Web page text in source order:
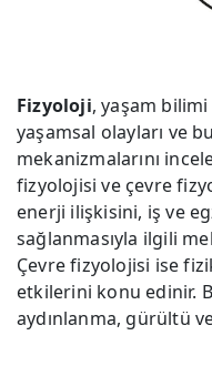
Fizyoloji, yaşam
yaşamsal olayları ve
mekanizmalarını
fizyolojisi ve çevre
enerji ilişkisini, iş ve
sağlanmasıyla ilgili
Çevre fizyolojisi ise
etkilerini konu edinir.
aydınlanma, gürültü